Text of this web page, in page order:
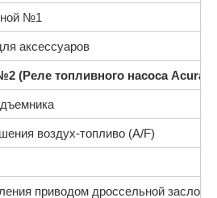
№1
аксессуаров
(Реле топливного насоса Acura
воздух-топливо (A/F)
приводом дроссельной